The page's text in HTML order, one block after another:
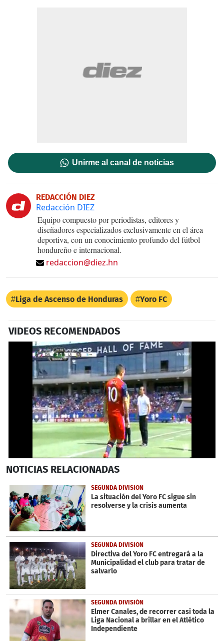
Unirme al canal de noticias
REDACCIÓN DIEZ
Redacción DIEZ
Equipo compuesto por periodistas, editores y
diseñadores especializados exclusivamente en el área
deportiva, con un conocimiento profundo del fútbol
hondureño e internacional.
redaccion@diez.hn
Liga de Ascenso de Honduras Yoro FC
VIDEOS RECOMENDADOS
seconds
39
seconds
NOTICIAS RELACIONADAS
SEGUNDA DIVISIÓN
La situación del Yoro FC sigue sin
resolverse y la crisis aumenta
SEGUNDA DIVISIÓN
Directiva del Yoro FC entregará a la
Municipalidad el club para tratar de
salvarlo
SEGUNDA DIVISIÓN
Elmer Canales, de recorrer casi toda la
Liga Nacional a brillar en el Atlético
Independiente